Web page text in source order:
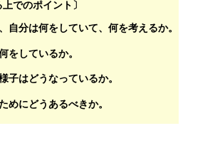
上でのポイント〕
自分は何をしていて、何を考えるか。
をしているか。
子はどうなっているか。
めにどうあるべきか。